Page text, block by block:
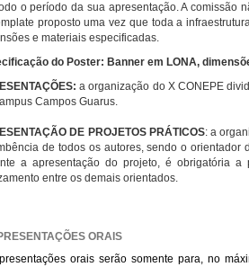
o período da sua apresentação. A comissão
proposto uma vez que toda a
e materiais especificadas.
do Poster: Banner em LONA,
a organização do X CONEPE
Campos Guarus.
DE PROJETOS PRÁTICOS: a
de todos os autores, sendo o
a apresentação do projeto, é obrigatória
entre os demais orientados.
ORAIS
orais serão somente para, no